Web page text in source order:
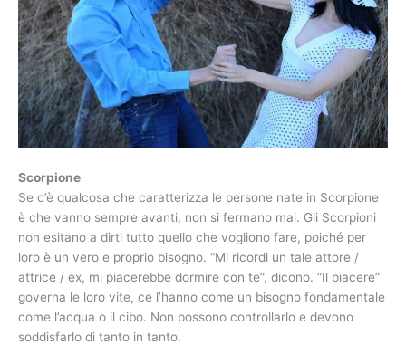
Scorpione
Se c’è qualcosa che caratterizza le persone nate in Scorpione
è che vanno sempre avanti, non si fermano mai. Gli Scorpioni
non esitano a dirti tutto quello che vogliono fare, poiché per
loro è un vero e proprio bisogno. “Mi ricordi un tale attore /
attrice / ex, mi piacerebbe dormire con te”, dicono. “Il piacere”
governa le loro vite, ce l’hanno come un bisogno fondamentale
come l’acqua o il cibo. Non possono controllarlo e devono
soddisfarlo di tanto in tanto.